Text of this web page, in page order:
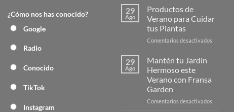
¿Cómo nos has conocido?
Google
Radio
Conocido
TikTok
Instagram
Página
29
Ago
Productos de
Verano para Cuidar
tus Plantas
Comentarios desactivados
29
Ago
Mantén tu Jardín
Hermoso este
Verano con Fransa
Garden
Comentarios desactivados